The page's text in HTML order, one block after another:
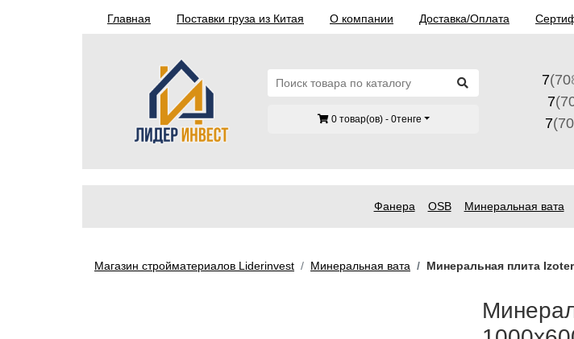
Главная Поставки груза из Китая О компании Доставка/Оплата
0 товар(ов) - 0тенге
7(70
7
7(70
Фанера OSB Минеральная вата
Магазин стройматериалов Liderinvest Минеральная вата Минеральная плита